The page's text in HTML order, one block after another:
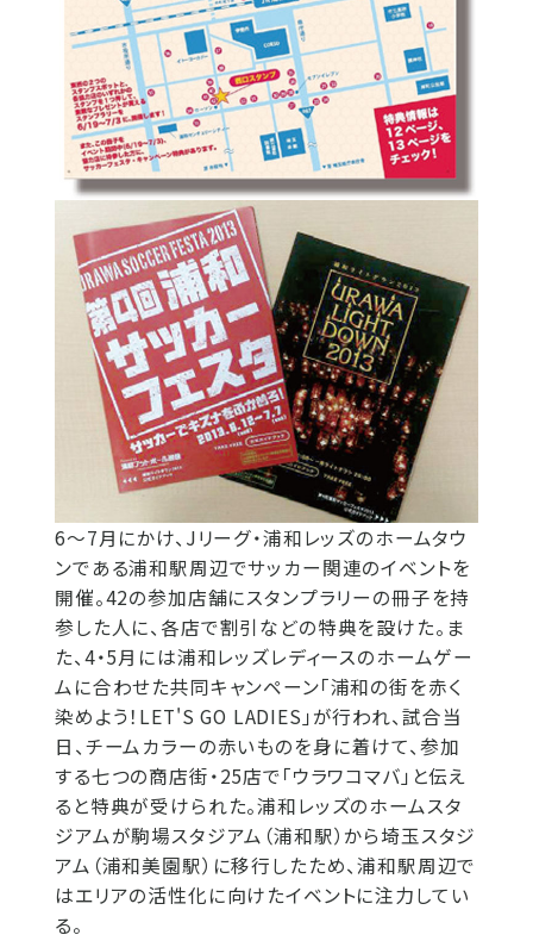
6～7月にかけ、Jリーグ・浦和レッズのホームタウ
ンである浦和駅周辺でサッカー関連のイベントを
開催。42の参加店舗にスタンプラリーの冊子を持
参した人に、各店で割引などの特典を設けた。ま
た、4・5月には浦和レッズレディースのホームゲー
ムに合わせた共同キャンペーン「浦和の街を赤く
染めよう！LET'S GO LADIES」が行われ、試合当
日、チームカラーの赤いものを身に着けて、参加
する七つの商店街・25店で「ウラワコマバ」と伝え
ると特典が受けられた。浦和レッズのホームスタ
ジアムが駒場スタジアム（浦和駅）から埼玉スタジ
アム（浦和美園駅）に移行したため、浦和駅周辺で
はエリアの活性化に向けたイベントに注力してい
る。